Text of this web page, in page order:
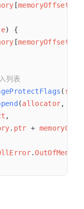
[memoryOffset
) {
[memoryOffset
列表
(
(allocator,
,
. ptr +
.OutOfMemory